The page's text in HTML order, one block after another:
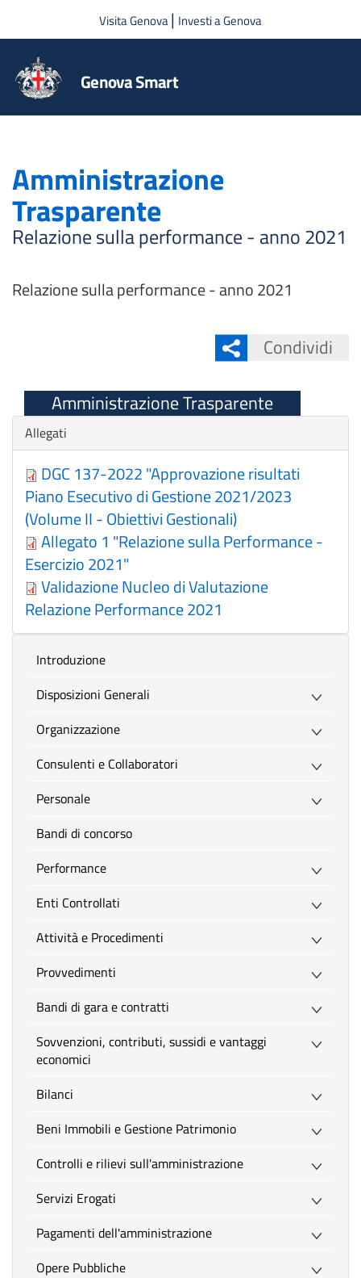
Salta al contenuto principale
Visita Genova| Investi a Genova
Genova Smart
Amministrazione
Trasparente
Relazione sulla performance - anno 2021
Relazione sulla performance - anno 2021
Condividi
Amministrazione Trasparente
Nascondi
Allegati
DGC 137-2022 "Approvazione risultati
Piano Esecutivo di Gestione 2021/2023
(Volume II - Obiettivi Gestionali)
Allegato 1 "Relazione sulla Performance -
Esercizio 2021"
Validazione Nucleo di Valutazione
Relazione Performance 2021
introduzione
Disposizioni Generali
Organizzazione
Consulenti e Collaboratori
Personale
Bandi di concorso
Performance
Enti Controllati
Attività e Procedimenti
Provvedimenti
Bandi di gara e contratti
Sovvenzioni, contributi, sussidi e vantaggi
economici
Bilanci
Beni Immobili e Gestione Patrimonio
Controlli e rilievi sull'amministrazione
Servizi Erogati
Pagamenti dell'amministrazione
Opere Pubbliche